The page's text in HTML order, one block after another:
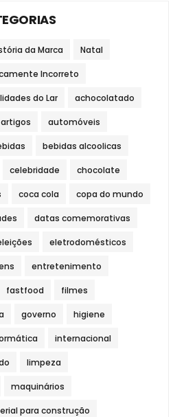
da Marca Natal
Incorreto
do Lar achocolatado
artigos automóveis
bebidas alcoolicas
celebridade chocolate
coca cola copa do mundo
datas comemorativas
eletrodomésticos
entretenimento
fastfood filmes
governo higiene
internacional
limpeza
maquinários
para construção